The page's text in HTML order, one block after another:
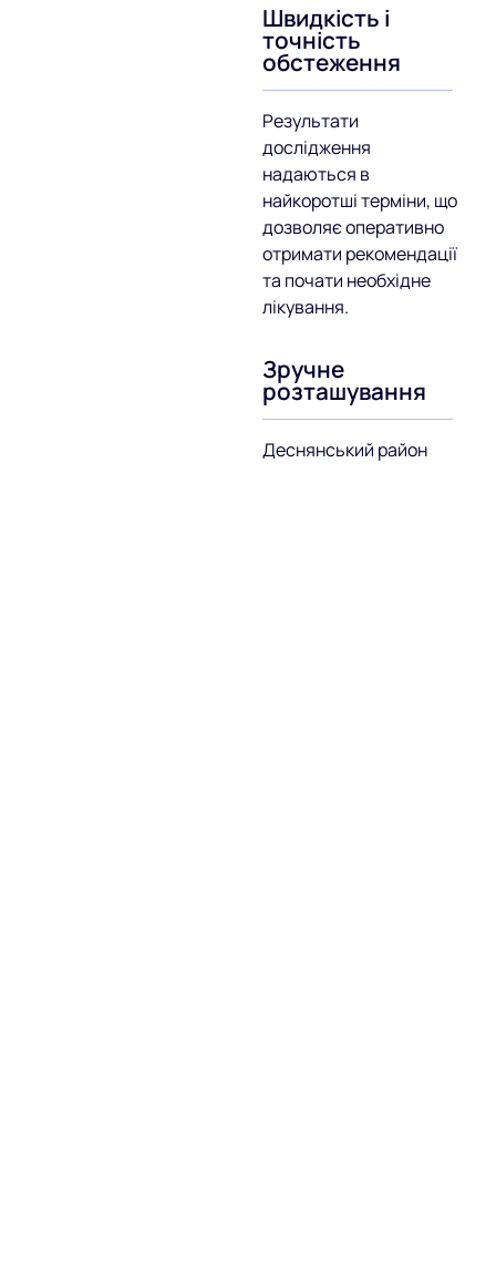
Швидкість і
точність
обстеження
Результати
дослідження
надаються в
найкоротші терміни, що
дозволяє оперативно
отримати рекомендації
та почати необхідне
лікування.
Зручне
розташування
Деснянський район